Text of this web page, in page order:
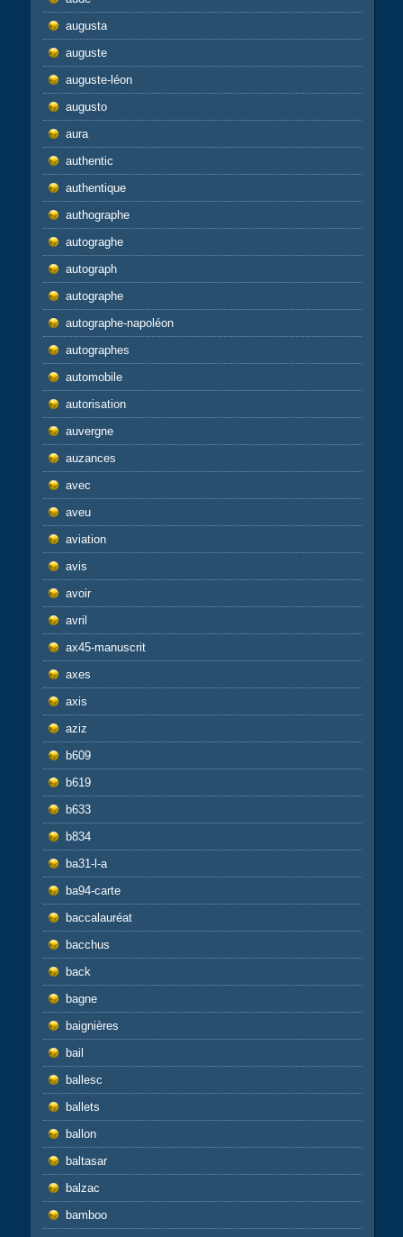
augusta
auguste
auguste-léon
augusto
aura
authentic
authentique
authographe
autograghe
autograph
autographe
autographe-napoléon
autographes
automobile
autorisation
auvergne
auzances
avec
aveu
aviation
avis
avoir
avril
ax45-manuscrit
axes
axis
aziz
b609
b619
b633
b834
ba31-l-a
ba94-carte
baccalauréat
bacchus
back
bagne
baignières
bail
ballesc
ballets
ballon
baltasar
balzac
bamboo